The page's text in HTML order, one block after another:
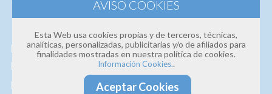
productos y servicios, así que si deseas que te
hagamos un presupuesto personalizado te lo
hacemos sin ningún compromiso.
Esta Web usa cookies propias y de terceros, técnicas,
analíticas, personalizadas, publicitarias y/o de afiliados para
finalidades mostradas en nuestra política de cookies.
Información Cookies..
Aceptar Cookies